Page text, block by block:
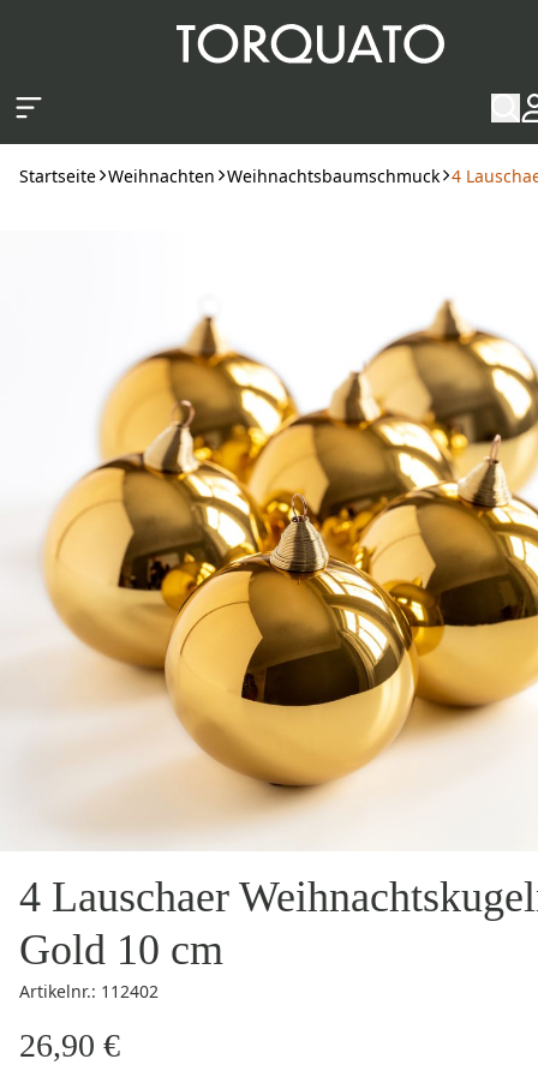
Startseite Weihnachten Weihnachtsbaumschmuck 4
4 Lauschaer
Gold 10 cm
Artikelnr.: 112402
26,90 €